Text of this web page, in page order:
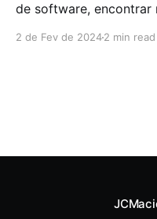
de software, encontrar
2 de Fev de 20242 min read